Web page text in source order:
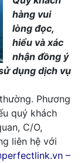
hàng vui
lòng đọc,
hiểu và xác
nhận đồng ý
dụng dịch vụ
Phương
quý khách
C/O,
liên hệ với
–